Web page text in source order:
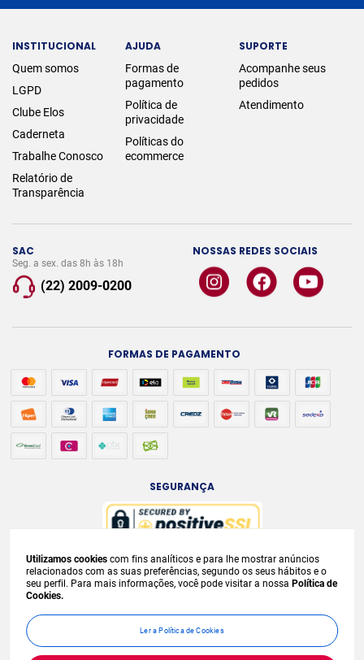
SAC
Seg. a sex. das 8h às 18h
(22) 2009-0200
NOSSAS REDES SOCIAIS
INSTITUCIONAL
Quem somos
LGPD
Clube Elos
Caderneta
Trabalhe Conosco
Relatório de
Transparência
AJUDA
Formas de
pagamento
Política de
privacidade
Políticas do
ecommerce
SUPORTE
Acompanhe seus
pedidos
Atendimento
FORMAS DE PAGAMENTO
SEGURANÇA
A venda e o consumo de bebidas alcoólicas são proibidos para menores de
18 anos. Bebida Alcoólica pode causar dependência química e, em excesso,
provoca
condições exclusivas para internet e válidos durante o dia de hoje, podendo
sofrer alterações sem
prévia notificação. No caso de faltar algum produto,
este não será entregue e o valor correspondente não será cobrado.
Utilizamos cookies com fins analíticos e para lhe mostrar anúncios
relacionados com as suas preferências, segundo os seus hábitos e o
seu perfil. Para mais informações, você pode visitar a nossa Política de
Cookies.
Ler a Política de Cookies